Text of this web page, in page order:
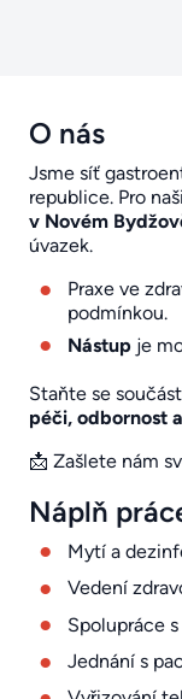
O nás
Jsme síť
republice. Pro
v Novém
úvazek.
Praxe ve
podmínkou.
Nástup je
Staňte se
péči, odbornost
📩 Zašlete nám
Náplň
Mytí a
Vedení
Spolupráce
Jednání s